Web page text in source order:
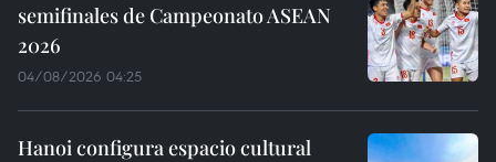
semifinales de Campeonato ASEAN
2026
04/08/2026 04:25
Hanoi configura espacio cultural